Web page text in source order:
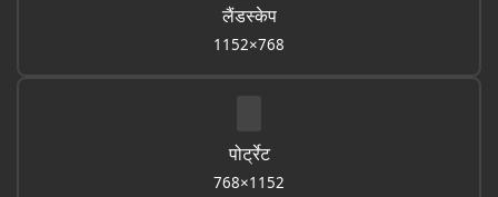
लैंडस्केप
1152×768
पोर्ट्रेट
768×1152